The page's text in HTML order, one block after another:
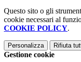
Questo sito o gli
cookie necessari al
COOKIE POLICY.
Personalizza Rifiuta
Gestione cookie